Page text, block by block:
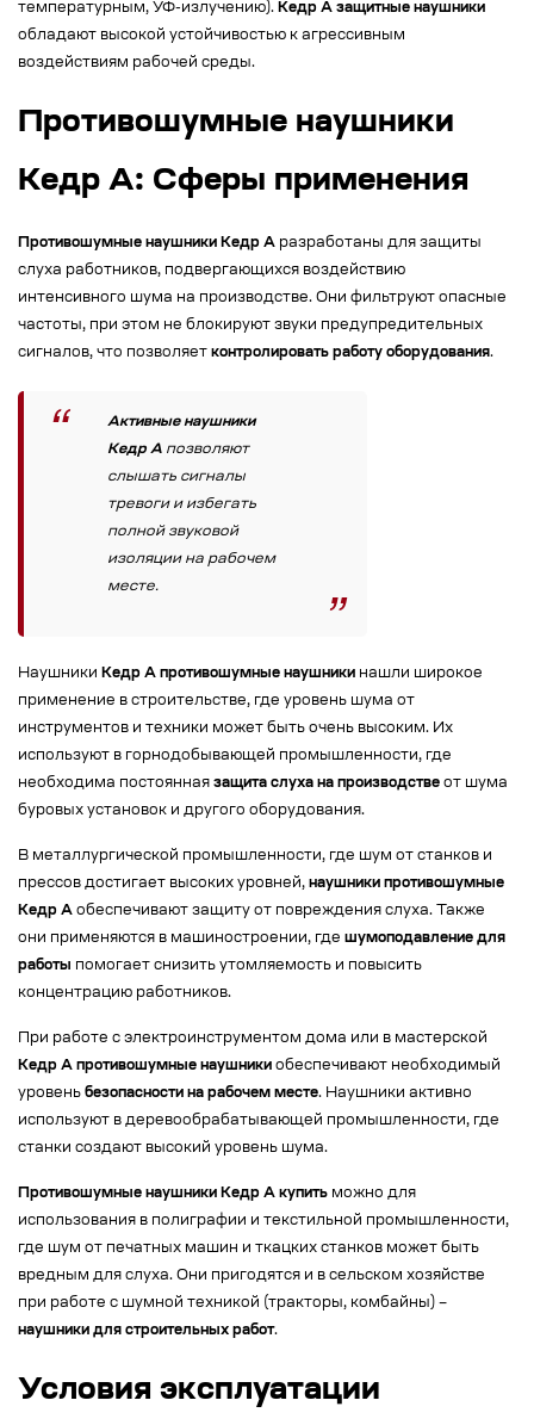
температурным, УФ-излучению). Кедр А защитные наушники
обладают высокой устойчивостью к агрессивным
воздействиям рабочей среды.
Противошумные наушники
Кедр А: Сферы применения
Противошумные наушники Кедр А разработаны для защиты
слуха работников, подвергающихся воздействию
интенсивного шума на производстве. Они фильтруют опасные
частоты, при этом не блокируют звуки предупредительных
сигналов, что позволяет контролировать работу оборудования.
Активные наушники
Кедр А позволяют
слышать сигналы
тревоги и избегать
полной звуковой
изоляции на рабочем
месте.
Наушники Кедр А противошумные наушники нашли широкое
применение в строительстве, где уровень шума от
инструментов и техники может быть очень высоким. Их
используют в горнодобывающей промышленности, где
необходима постоянная защита слуха на производстве от шума
буровых установок и другого оборудования.
В металлургической промышленности, где шум от станков и
прессов достигает высоких уровней, наушники противошумные
Кедр А обеспечивают защиту от повреждения слуха. Также
они применяются в машиностроении, где шумоподавление для
работы помогает снизить утомляемость и повысить
концентрацию работников.
При работе с электроинструментом дома или в мастерской
Кедр А противошумные наушники обеспечивают необходимый
уровень безопасности на рабочем месте. Наушники активно
используют в деревообрабатывающей промышленности, где
станки создают высокий уровень шума.
Противошумные наушники Кедр А купить можно для
использования в полиграфии и текстильной промышленности,
где шум от печатных машин и ткацких станков может быть
вредным для слуха. Они пригодятся и в сельском хозяйстве
при работе с шумной техникой (тракторы, комбайны) –
наушники для строительных работ.
Условия эксплуатации